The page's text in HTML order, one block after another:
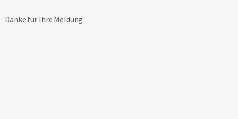
Danke für Ihre Meldung